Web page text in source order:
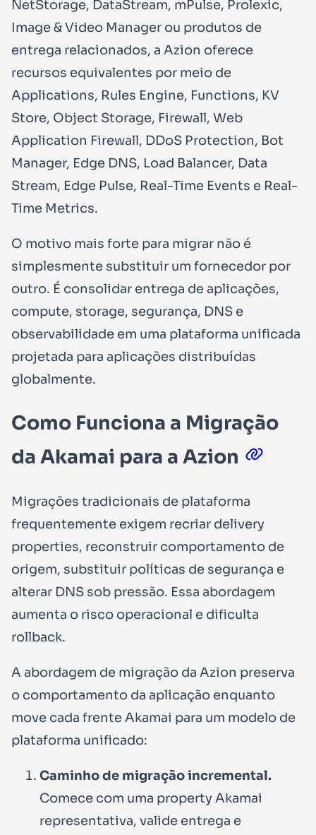
NetStorage, DataStream, mPulse, Prolexic,
Image & Video Manager ou produtos de
entrega relacionados, a Azion oferece
recursos equivalentes por meio de
Applications, Rules Engine, Functions, KV
Store, Object Storage, Firewall, Web
Application Firewall, DDoS Protection, Bot
Manager, Edge DNS, Load Balancer, Data
Stream, Edge Pulse, Real-Time Events e Real-
Time Metrics.
O motivo mais forte para migrar não é
simplesmente substituir um fornecedor por
outro. É consolidar entrega de aplicações,
compute, storage, segurança, DNS e
observabilidade em uma plataforma unificada
projetada para aplicações distribuídas
globalmente.
Como Funciona a Migração
da Akamai para a Azion
Migrações tradicionais de plataforma
frequentemente exigem recriar delivery
properties, reconstruir comportamento de
origem, substituir políticas de segurança e
alterar DNS sob pressão. Essa abordagem
aumenta o risco operacional e dificulta
rollback.
A abordagem de migração da Azion preserva
o comportamento da aplicação enquanto
move cada frente Akamai para um modelo de
plataforma unificado:
Caminho de migração incremental.
Comece com uma property Akamai
representativa, valide entrega e